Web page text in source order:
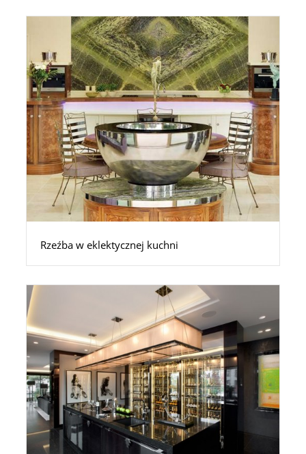
Rzeźba w eklektycznej kuchni